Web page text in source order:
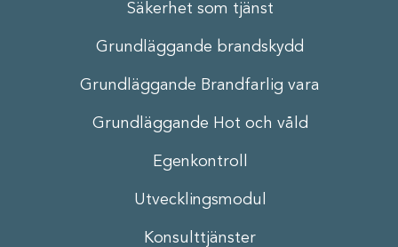
Säkerhet som tjänst
Grundläggande brandskydd
Grundläggande Brandfarlig vara
Grundläggande Hot och våld
Egenkontroll
Utvecklingsmodul
Konsulttjänster